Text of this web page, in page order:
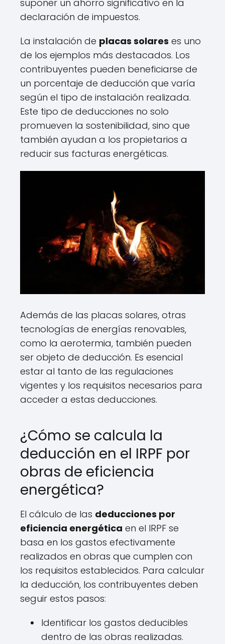
suponer un ahorro significativo en la
declaración de impuestos.
La instalación de placas solares es uno
de los ejemplos más destacados. Los
contribuyentes pueden beneficiarse de
un porcentaje de deducción que varía
según el tipo de instalación realizada.
Este tipo de deducciones no solo
promueven la sostenibilidad, sino que
también ayudan a los propietarios a
reducir sus facturas energéticas.
Además de las placas solares, otras
tecnologías de energías renovables,
como la aerotermia, también pueden
ser objeto de deducción. Es esencial
estar al tanto de las regulaciones
vigentes y los requisitos necesarios para
acceder a estas deducciones.
¿Cómo se calcula la
deducción en el IRPF por
obras de eficiencia
energética?
El cálculo de las deducciones por
eficiencia energética en el IRPF se
basa en los gastos efectivamente
realizados en obras que cumplen con
los requisitos establecidos. Para calcular
la deducción, los contribuyentes deben
seguir estos pasos:
Identificar los gastos deducibles
dentro de las obras realizadas.